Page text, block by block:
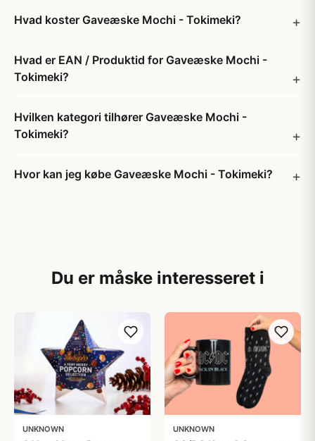
Hvad koster Gaveæske Mochi - Tokimeki?
Hvad er EAN / Produktid for Gaveæske Mochi -
Tokimeki?
Hvilken kategori tilhører Gaveæske Mochi -
Tokimeki?
Hvor kan jeg købe Gaveæske Mochi - Tokimeki?
Du er måske interesseret i
UNKNOWN UNKNOWN